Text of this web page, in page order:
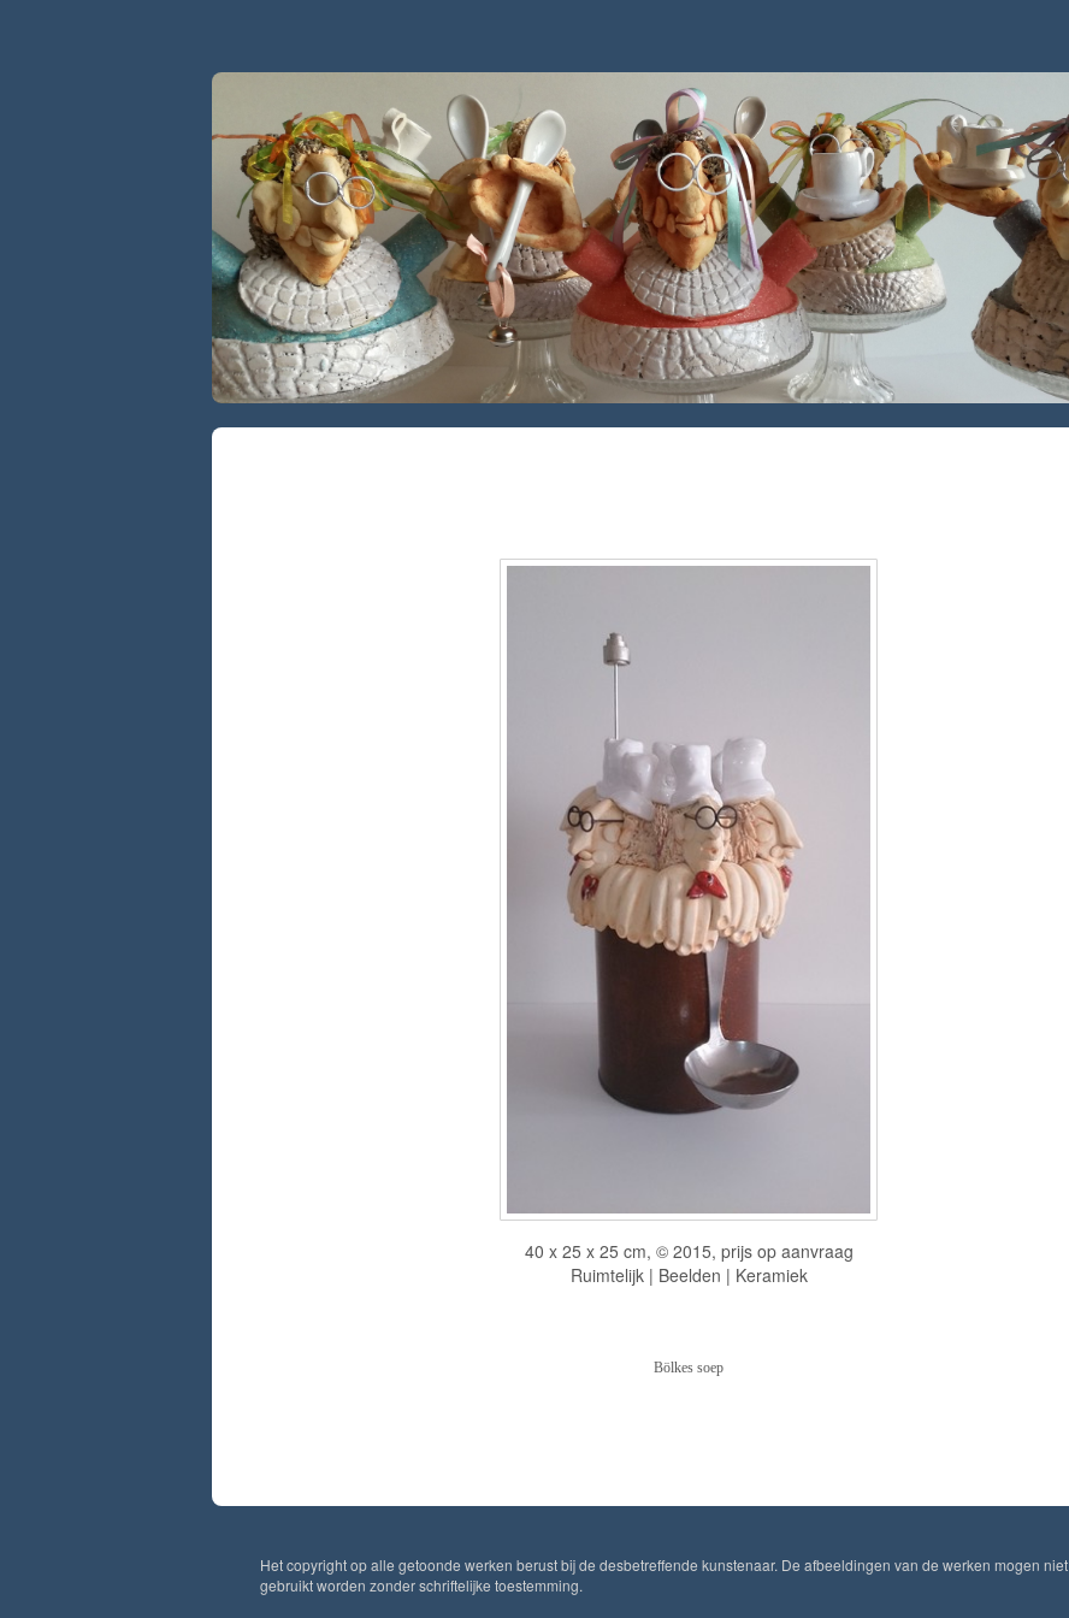
40 x 25 x 25 cm, © 2015, prijs op aanvraag
Ruimtelijk | Beelden | Keramiek
Bölkes soep
Het copyright op alle getoonde werken berust bij de desbetreffende kunstenaar. De afbeeldingen van de werken mogen niet
gebruikt worden zonder schriftelijke toestemming.